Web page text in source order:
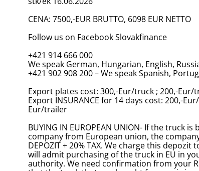
CENA: 7500,-EUR BRUTTO, 6098 EUR NETTO
Follow us on Facebook Slovakfinance
+421 914 666 000
We speak German, Hungarian, English,
+421 902 908 200 – We speak Spanish,
Export plates cost: 300,-Eur/truck ; 200,-Eur/
Export INSURANCE for 14 days cost: 200,-
Eur/trailer
BUYING IN EUROPEAN UNION- If the truck is
company from European union, the
DEPOZIT + 20% TAX. We charge this depozit
will admit purchasing of the truck in EU in
authority. We need confirmation from your